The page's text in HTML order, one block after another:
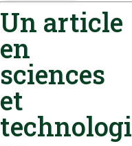
Un article
en
sciences
et
technologi